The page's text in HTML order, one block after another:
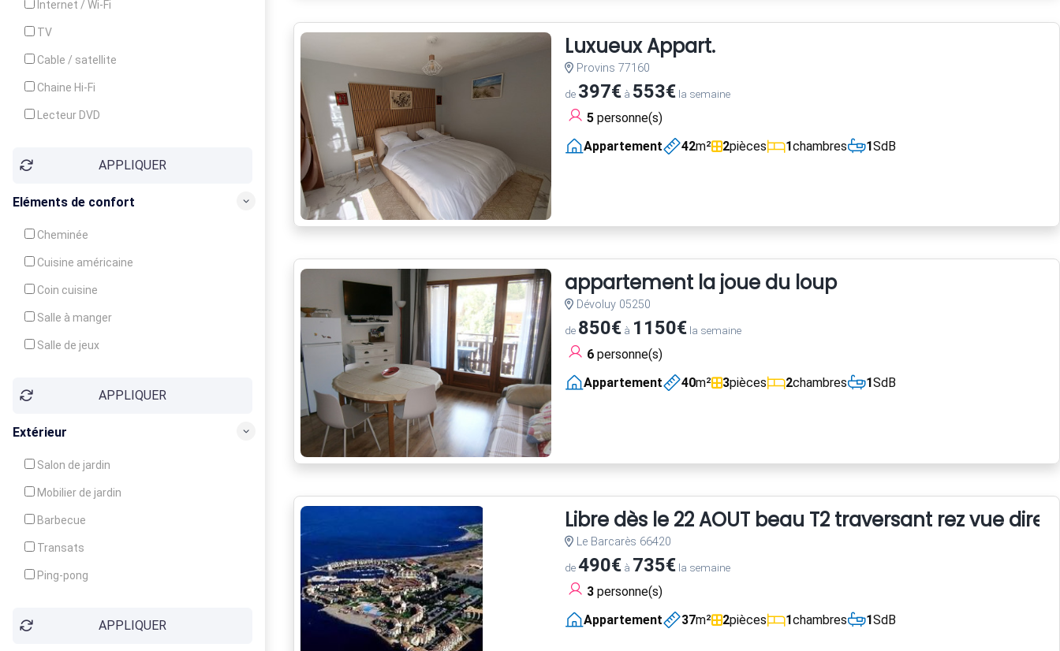
Internet / Wi-Fi
TV
Cable / satellite
Chaine Hi-Fi
Lecteur DVD
APPLIQUER
Eléments de confort
Cheminée
Cuisine américaine
Coin cuisine
Salle à manger
Salle de jeux
Balcon / Terrasse
APPLIQUER
Extérieur
Salon de jardin
Mobilier de jardin
Barbecue
Transats
Ping-pong
Jeux d'enfantsAPPLIQUER
Luxueux Appart.
Provins 77160
de 397€à 553€la semaine
5personne(s)
Appartement
42m² 2pièces 1chambres 1SdB
appartement la joue du loup
Dévoluy 05250
de 850€à 1150€la semaine
6personne(s)
Appartement
40m² 3pièces 2chambres 1SdB
Libre dès le 22 AOUT beau T2 traversant rez vue
Le Barcarès 66420
de490€à 735€la semaine
3personne(s)
Appartement
37m² 2pièces 1chambres 1SdB